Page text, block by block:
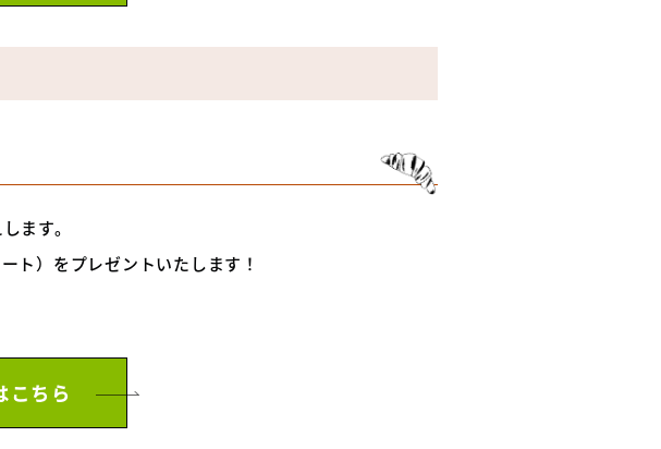
ます。
ト）をプレゼントいたします！
こちら